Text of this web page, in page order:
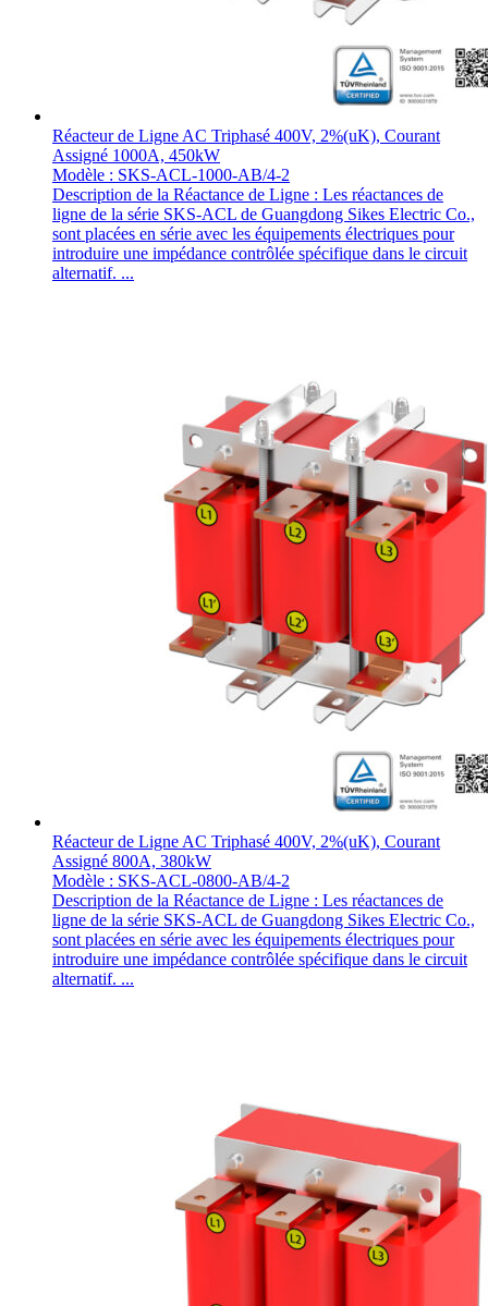
Réacteur de Ligne AC Triphasé 400V, 2%(uK), Courant
Assigné 1000A, 450kW
Modèle : SKS-ACL-1000-AB/4-2
Description de la Réactance de Ligne : Les réactances de
ligne de la série SKS-ACL de Guangdong Sikes Electric Co.,
sont placées en série avec les équipements électriques pour
introduire une impédance contrôlée spécifique dans le circuit
alternatif. ...
Réacteur de Ligne AC Triphasé 400V, 2%(uK), Courant
Assigné 800A, 380kW
Modèle : SKS-ACL-0800-AB/4-2
Description de la Réactance de Ligne : Les réactances de
ligne de la série SKS-ACL de Guangdong Sikes Electric Co.,
sont placées en série avec les équipements électriques pour
introduire une impédance contrôlée spécifique dans le circuit
alternatif. ...